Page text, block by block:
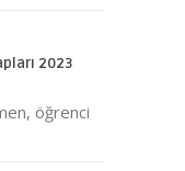
2023
öğrenci